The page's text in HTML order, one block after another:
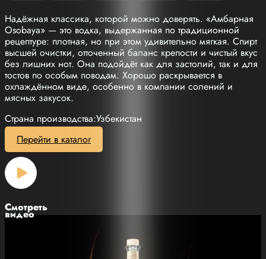
Надёжная классика, которой можно доверять. «Амбарная
Osobaya» — это водка, выдержанная по традиционной
рецептуре: плотная, но при этом удивительно мягкая. Спирт
высшей очистки, отточенный баланс крепости и чистый вкус
без лишних нот. Она подойдёт как для застолий, так и для
тостов по особым поводам. Хорошо раскрывается в
охлаждённом виде, особенно в компании солений и
мясных закусок.
Страна производства:Узбекистан
Перейти в каталог
Смотреть
видео